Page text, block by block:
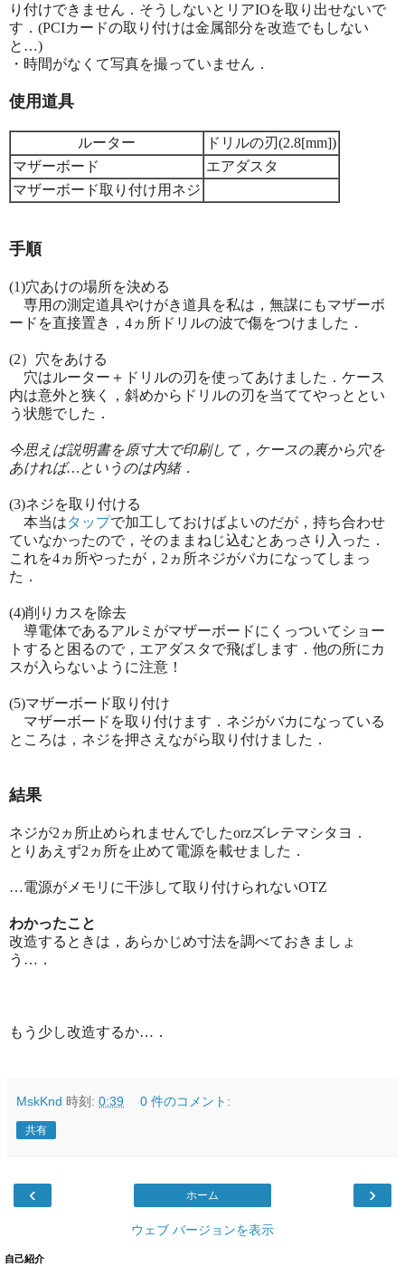
り付けできません．そうしないとリアIOを取り出せないで
す．(PCIカードの取り付けは金属部分を改造でもしない
と…)
・時間がなくて写真を撮っていません．
使用道具
ルーター
ドリルの刃(2.8[mm])
マザーボード
エアダスタ
マザーボード取り付け用ネジ
手順
(1)穴あけの場所を決める
専用の測定道具やけがき道具を私は，無謀にもマザーボ
ードを直接置き，4ヵ所ドリルの波で傷をつけました．
(2）穴をあける
穴はルーター＋ドリルの刃を使ってあけました．ケース
内は意外と狭く，斜めからドリルの刃を当ててやっととい
う状態でした．
今思えば説明書を原寸大で印刷して，ケースの裏から穴を
あければ…というのは内緒．
(3)ネジを取り付ける
本当はタップで加工しておけばよいのだが，持ち合わせ
ていなかったので，そのままねじ込むとあっさり入った．
これを4ヵ所やったが，2ヵ所ネジがバカになってしまっ
た．
(4)削りカスを除去
導電体であるアルミがマザーボードにくっついてショー
トすると困るので，エアダスタで飛ばします．他の所にカ
スが入らないように注意！
(5)マザーボード取り付け
マザーボードを取り付けます．ネジがバカになっている
ところは，ネジを押さえながら取り付けました．
結果
ネジが2ヵ所止められませんでしたorzズレテマシタヨ．
とりあえず2ヵ所を止めて電源を載せました．
…電源がメモリに干渉して取り付けられないOTZ
わかったこと
改造するときは，あらかじめ寸法を調べておきましょ
う…．
もう少し改造するか…．
MskKnd 時刻: 0:39 0 件のコメント:
共有
‹ ›
ホーム
ウェブ バージョンを表示
自己紹介